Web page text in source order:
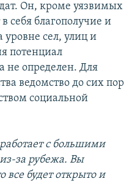
Он, кроме уязвимых
себя благополучие и
уровне сел, улиц и
потенциал
не определен. Для
ведомство до сих пор
социальной
с большими
за рубежа. Вы
все будет открыто и